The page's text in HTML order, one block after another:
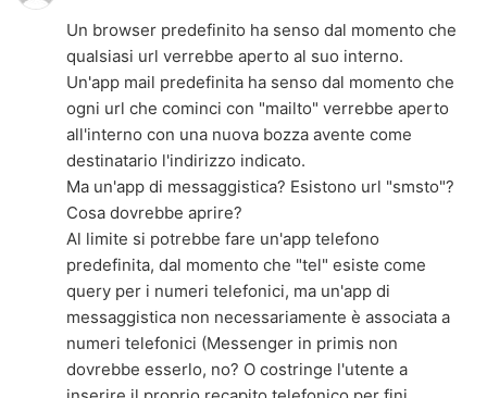
Un browser predefinito ha senso dal momento che
qualsiasi url verrebbe aperto al suo interno.
Un'app mail predefinita ha senso dal momento che
ogni url che cominci con "mailto" verrebbe aperto
all'interno con una nuova bozza avente come
destinatario l'indirizzo indicato.
Ma un'app di messaggistica? Esistono url "smsto"?
Cosa dovrebbe aprire?
Al limite si potrebbe fare un'app telefono
predefinita, dal momento che "tel" esiste come
query per i numeri telefonici, ma un'app di
messaggistica non necessariamente è associata a
numeri telefonici (Messenger in primis non
dovrebbe esserlo, no? O costringe l'utente a